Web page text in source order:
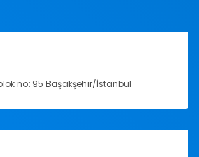
no: 95 Başakşehir/İstanbul